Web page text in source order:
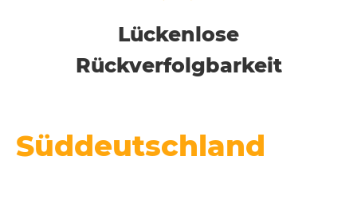
Lückenlose
Rück­ver­folg­bar­keit
Süddeutschland